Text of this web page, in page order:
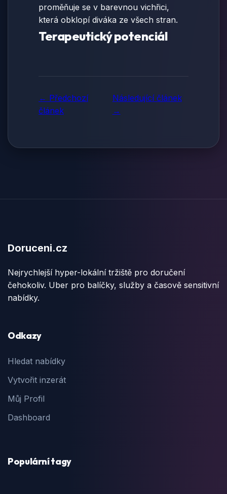
proměňuje se v barevnou vichřici,
která obklopí diváka ze všech stran.
Terapeutický potenciál
← Předchozí
článek
Následující článek
→
Doruceni.cz
Nejrychlejší hyper-lokální tržiště pro doručení
čehokoliv. Uber pro balíčky, služby a časově sensitivní
nabídky.
Odkazy
Hledat nabídky
Vytvořit inzerát
Můj Profil
Dashboard
Populární tagy